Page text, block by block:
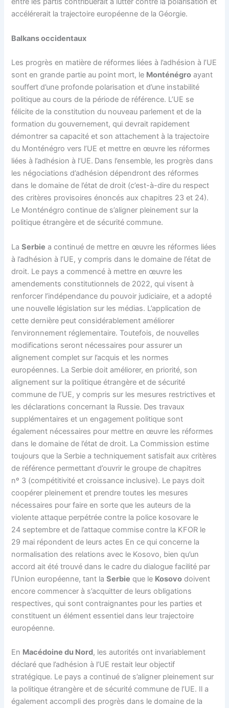
accélérerait la trajectoire européenne de la Géorgie.
Balkans occidentaux
Les progrès en matière de réformes liées à l’adhésion à l’UE
sont en grande partie au point mort, le Monténégro ayant
souffert d’une profonde polarisation et d’une instabilité
politique au cours de la période de référence. L’UE se
félicite de la constitution du nouveau parlement et de la
formation du gouvernement, qui devrait rapidement
démontrer sa capacité et son attachement à la trajectoire
du Monténégro vers l’UE et mettre en œuvre les réformes
liées à l’adhésion à l’UE. Dans l’ensemble, les progrès dans
les négociations d’adhésion dépendront des réformes
dans le domaine de l’état de droit (c’est-à-dire du respect
des critères provisoires énoncés aux chapitres 23 et 24).
Le Monténégro continue de s’aligner pleinement sur la
politique étrangère et de sécurité commune.
LaSerbie a continué de mettre en œuvre les réformes liées
à l’adhésion à l’UE, y compris dans le domaine de l’état de
droit. Le pays a commencé à mettre en œuvre les
amendements constitutionnels de 2022, qui visent à
renforcer l’indépendance du pouvoir judiciaire, et a adopté
une nouvelle législation sur les médias. L’application de
cette dernière peut considérablement améliorer
l’environnement réglementaire. Toutefois, de nouvelles
modifications seront nécessaires pour assurer un
alignement complet sur l’acquis et les normes
européennes. La Serbie doit améliorer, en priorité, son
alignement sur la politique étrangère et de sécurité
commune de l’UE, y compris sur les mesures restrictives et
les déclarations concernant la Russie. Des travaux
supplémentaires et un engagement politique sont
également nécessaires pour mettre en œuvre les réformes
dans le domaine de l’état de droit. La Commission estime
toujours que la Serbie a techniquement satisfait aux critères
de référence permettant d’ouvrir le groupe de chapitres
nº 3 (compétitivité et croissance inclusive). Le pays doit
coopérer pleinement et prendre toutes les mesures
nécessaires pour faire en sorte que les auteurs de la
violente attaque perpétrée contre la police kosovare le
24 septembre et de l’attaque commise contre la KFOR le
29 mai répondent de leurs actes En ce qui concerne la
normalisation des relations avec le Kosovo, bien qu’un
accord ait été trouvé dans le cadre du dialogue facilité par
l’Union européenne, tant laSerbie que le Kosovo doivent
encore commencer à s’acquitter de leurs obligations
respectives, qui sont contraignantes pour les parties et
constituent un élément essentiel dans leur trajectoire
européenne.
En Macédoine du Nord, les autorités ont invariablement
déclaré que l’adhésion à l’UE restait leur objectif
stratégique. Le pays a continué de s’aligner pleinement sur
la politique étrangère et de sécurité commune de l’UE. Il a
également accompli des progrès dans le domaine de la